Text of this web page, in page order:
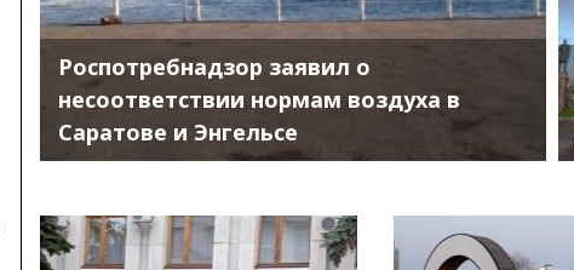
Роспотребнадзор заявил о
несоответствии нормам воздуха в
Саратове и Энгельсе